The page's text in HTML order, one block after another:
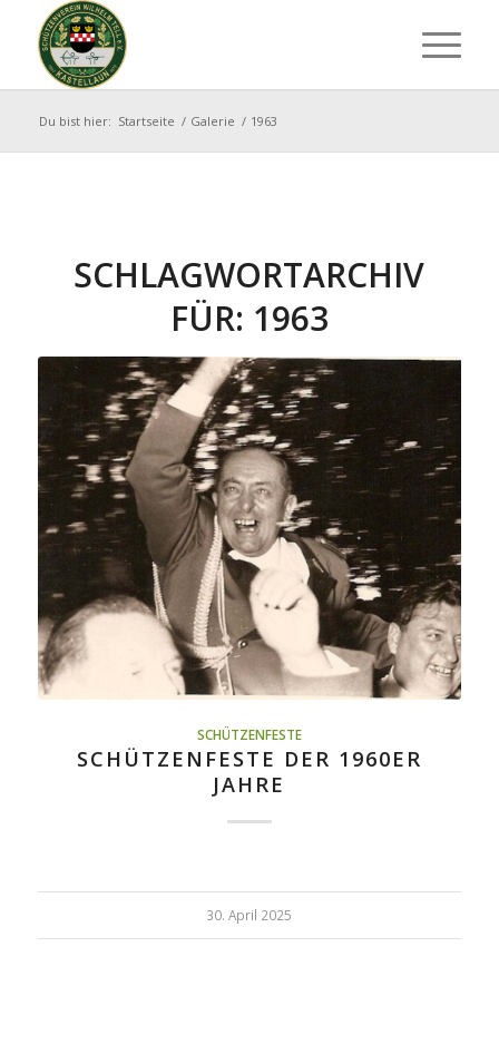
Du bist hier: Startseite / Galerie / 1963
SCHLAGWORTARCHIV
FÜR: 1963
SCHÜTZENFESTE
SCHÜTZENFESTE DER 1960ER
JAHRE
30. April 2025